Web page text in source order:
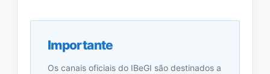
Importante
Os canais oficiais do IBeGI são destinados a